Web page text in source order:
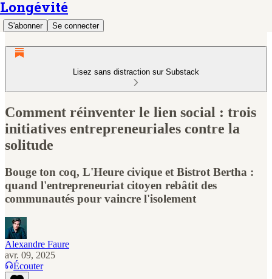
Longévité
S'abonner Se connecter
Lisez sans distraction sur Substack
Comment réinventer le lien social : trois
initiatives entrepreneuriales contre la
solitude
Bouge ton coq, L'Heure civique et Bistrot Bertha :
quand l'entrepreneuriat citoyen rebâtit des
communautés pour vaincre l'isolement
Alexandre Faure
avr. 09, 2025
Écouter